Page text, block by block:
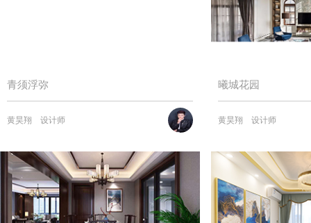
青须浮弥
黄昊翔 设计师
曦城花园
黄昊翔 设计师